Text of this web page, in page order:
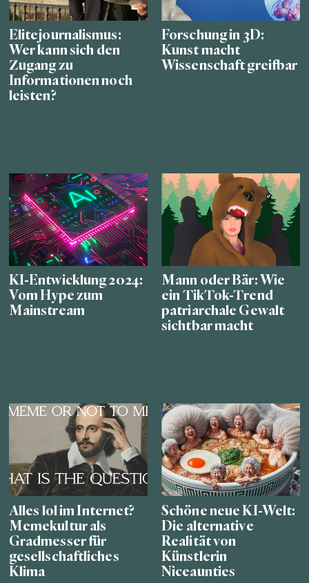
Elitejournalismus:
Wer kann sich den
Zugang zu
Informationen noch
leisten?
Forschung in 3D:
Kunst macht
Wissenschaft greifbar
KI-Entwicklung 2024:
Vom Hype zum
Mainstream
Mann oder Bär: Wie
ein TikTok-Trend
patriarchale Gewalt
sichtbar macht
Alles lol im Internet?
Memekultur als
Gradmesser für
gesellschaftliches
Klima
Schöne neue KI-Welt:
Die alternative
Realität von
Künstlerin
Niceaunties